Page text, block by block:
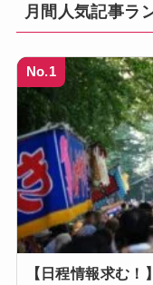
月間人気記事ラ
No.1
【日程情報求む